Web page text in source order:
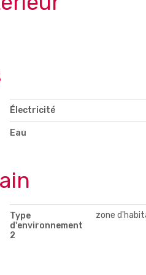
Électricité
Eau
Type
d'environnement
2
zone